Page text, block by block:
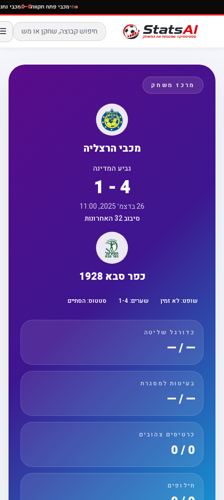
חימכבי פתח תקווה0–0 מכבי
☰
מרכז משחק
מכבי הרצליה
גביע המדינה
1 - 4
26 בדצמ׳ 2025, 11:00
סיבוב 32 האחרונות
כפר סבא 1928
שופט:לא זמין שערים: 1 -4 סטטוס:הסתיים
כדורגל שליטה
— / —
בעיטות למסגרת
— / —
כרטיסים צהובים
חילופים